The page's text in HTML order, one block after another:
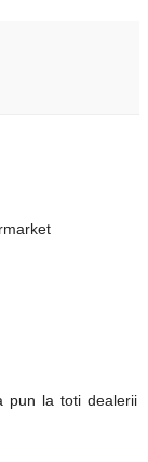
pun la toti dealerii